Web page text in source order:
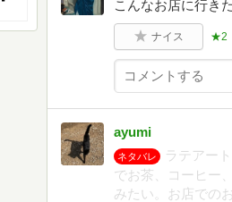
こんなお店に行き
ナイス ★2
ayumi
ネタバレ
ラテアー
でお茶、コーヒー
みたい。お店での